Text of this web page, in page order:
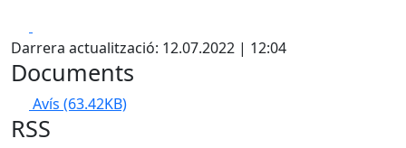
Darrera actualització: 12.07.2022 | 12:04
Documents
Avís (63.42KB)
RSS